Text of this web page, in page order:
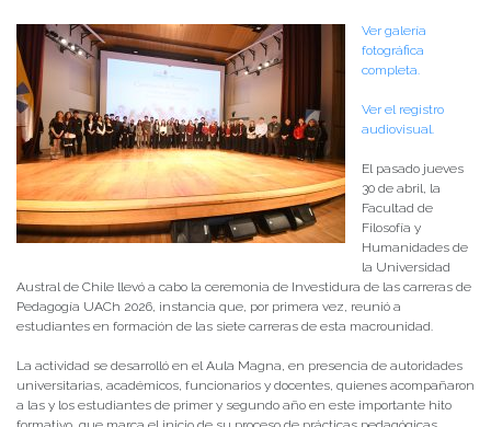
Ver galería
fotográfica
completa.
Ver el registro
audiovisual.
El pasado jueves
30 de abril, la
Facultad de
Filosofía y
Humanidades de
la Universidad
Austral de Chile llevó a cabo la ceremonia de Investidura de las carreras de
Pedagogía UACh 2026, instancia que, por primera vez, reunió a
estudiantes en formación de las siete carreras de esta macrounidad.
La actividad se desarrolló en el Aula Magna, en presencia de autoridades
universitarias, académicos, funcionarios y docentes, quienes acompañaron
a las y los estudiantes de primer y segundo año en este importante hito